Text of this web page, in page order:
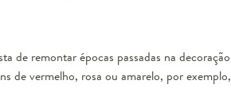
de remontar épocas passadas na decoração
de vermelho, rosa ou amarelo, por exemplo,